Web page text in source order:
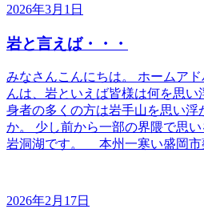
2026年3月1日
岩と言えば・・・
みなさんこんにちは。 ホームア
んは、岩といえば皆様は何を思
身者の多くの方は岩手山を思い浮
か。 少し前から一部の界隈で思
岩洞湖です。 本州一寒い盛岡
2026年2月17日